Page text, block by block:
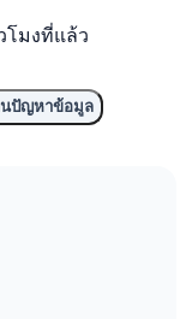
โมงที่แล้ว
นปัญหาข้อมูล